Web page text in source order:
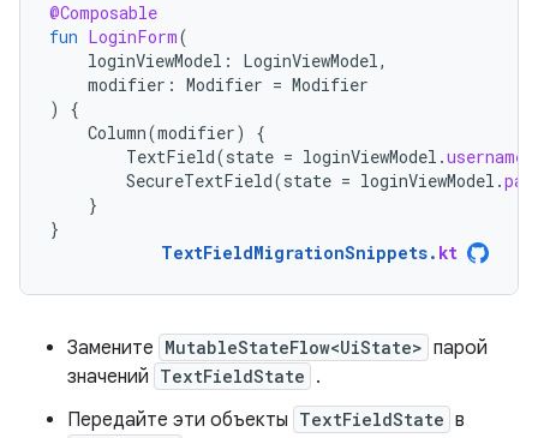
@Composable
fun LoginForm(
loginViewModel : LoginViewModel,
modifier : Modifier = Modifier
)
{
Column(modifier)
{
TextField(state = loginViewModel .
SecureTextField(state = loginViewModel .
}
}
TextFieldMigrationSnippets. kt
Замените MutableStateFlow<UiState> парой
значений TextFieldState .
Передайте эти объекты TextFieldState в